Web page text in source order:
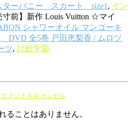
ターバニー スカート size1 , イン
寸前】新作 Louis Vuitton ☆マイ
シャワーオイル マンゴーキ
DVD 全5巻 戸田恵梨香 / ムロツ
ツ, 討総学園
コメントをキャンセル
ることはありません。